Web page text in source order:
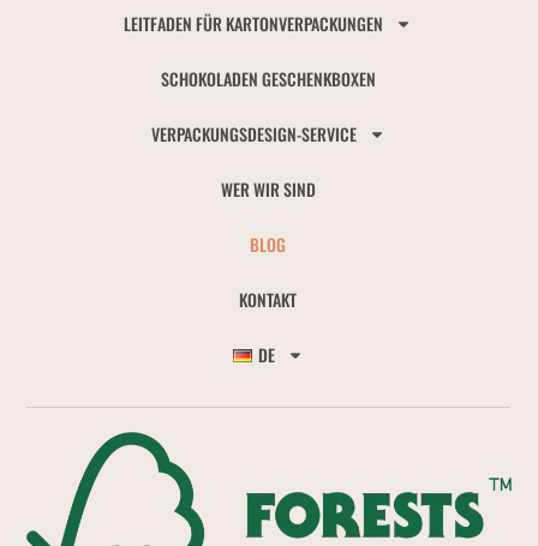
LEITFADEN FÜR KARTONVERPACKUNGEN
SCHOKOLADEN GESCHENKBOXEN
VERPACKUNGSDESIGN-SERVICE
WER WIR SIND
BLOG
KONTAKT
DE